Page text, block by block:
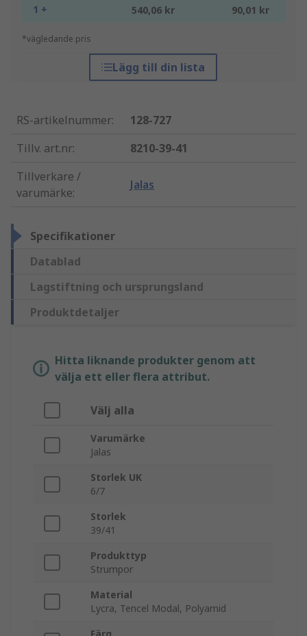
1 + 540,06 kr 90,01 kr
*vägledande pris
Lägg till din lista
RS-artikelnummer:
128-727
Tillv. art.nr:
8210-39-41
Tillverkare /
varumärke:
Jalas
Specifikationer
Datablad
Lagstiftning och ursprungsland
Produktdetaljer
Hitta liknande produkter genom att
välja ett eller flera attribut.
Välj alla
Varumärke
Jalas
Storlek UK
6/7
Storlek
39/41
Produkttyp
Strumpor
Material
Lycra, Tencel Modal, Polyamid